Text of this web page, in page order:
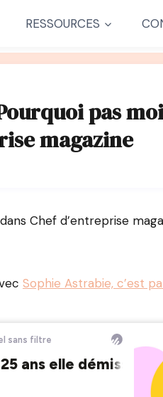
RESSOURCES
pas
magazine
Chef d’entreprise
Sophie Astrabie, c’est